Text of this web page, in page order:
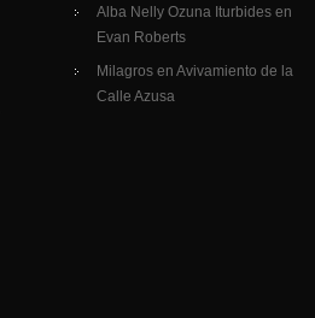
Alba Nelly Ozuna Iturbides en
Evan Roberts
Milagros en Avivamiento de la
Calle Azusa